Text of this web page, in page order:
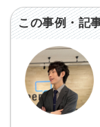
この事例・記